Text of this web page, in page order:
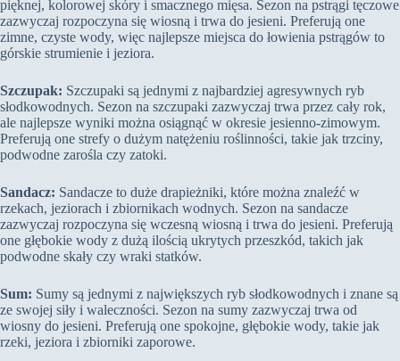
pięknej, kolorowej skóry i smacznego mięsa. Sezon na pstrągi tęczowe
zazwyczaj rozpoczyna się wiosną i trwa do jesieni. Preferują one
zimne, czyste wody, więc najlepsze miejsca do łowienia pstrągów to
górskie strumienie i jeziora.
Szczupak: Szczupaki są jednymi z najbardziej agresywnych ryb
słodkowodnych. Sezon na szczupaki zazwyczaj trwa przez cały rok,
ale najlepsze wyniki można osiągnąć w okresie jesienno-zimowym.
Preferują one strefy o dużym natężeniu roślinności, takie jak trzciny,
podwodne zarośla czy zatoki.
Sandacz: Sandacze to duże drapieżniki, które można znaleźć w
rzekach, jeziorach i zbiornikach wodnych. Sezon na sandacze
zazwyczaj rozpoczyna się wczesną wiosną i trwa do jesieni. Preferują
one głębokie wody z dużą ilością ukrytych przeszkód, takich jak
podwodne skały czy wraki statków.
Sum: Sumy są jednymi z największych ryb słodkowodnych i znane są
ze swojej siły i waleczności. Sezon na sumy zazwyczaj trwa od
wiosny do jesieni. Preferują one spokojne, głębokie wody, takie jak
rzeki, jeziora i zbiorniki zaporowe.